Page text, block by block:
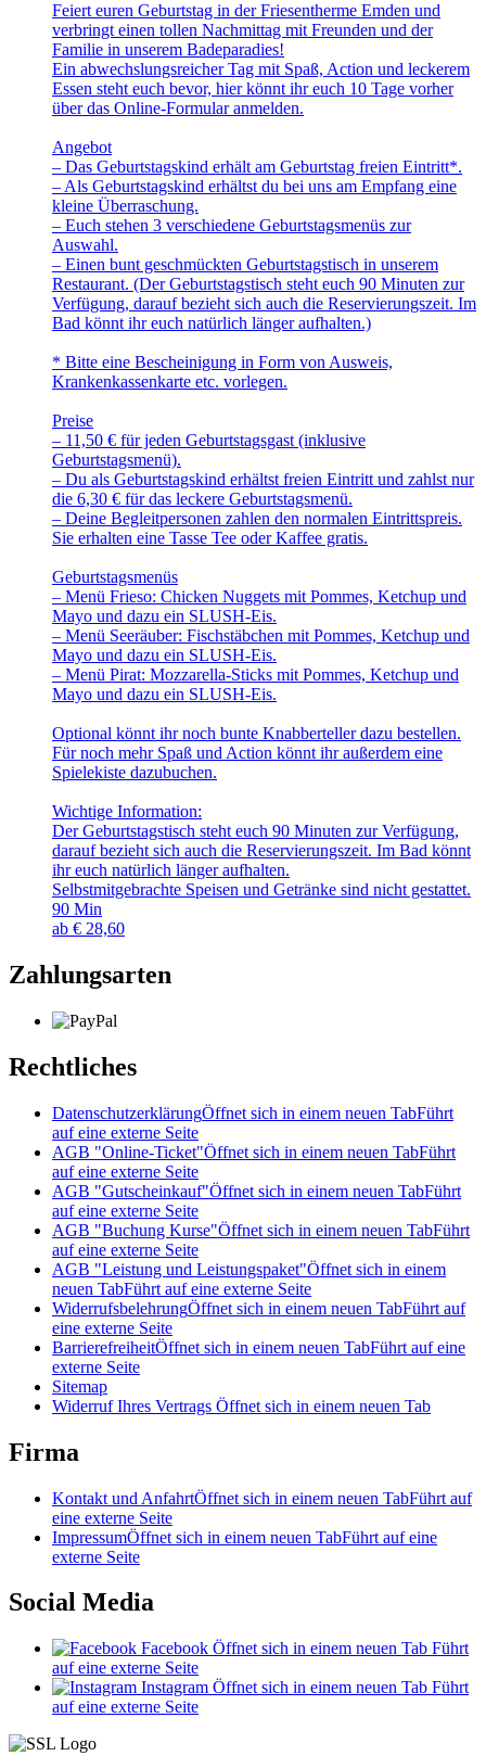
Feiert euren Geburtstag in der Friesentherme Emden und
verbringt einen tollen Nachmittag mit Freunden und der
Familie in unserem Badeparadies!
Ein abwechslungsreicher Tag mit Spaß, Action und leckerem
Essen steht euch bevor, hier könnt ihr euch 10 Tage vorher
über das Online-Formular anmelden.
Angebot
– Das Geburtstagskind erhält am Geburtstag freien Eintritt*.
– Als Geburtstagskind erhältst du bei uns am Empfang eine
kleine Überraschung.
– Euch stehen 3 verschiedene Geburtstagsmenüs zur
Auswahl.
– Einen bunt geschmückten Geburtstagstisch in unserem
Restaurant. (Der Geburtstagstisch steht euch 90 Minuten zur
Verfügung, darauf bezieht sich auch die Reservierungszeit. Im
Bad könnt ihr euch natürlich länger aufhalten.)
* Bitte eine Bescheinigung in Form von Ausweis,
Krankenkassenkarte etc. vorlegen.
Preise
– 11,50 € für jeden Geburtstagsgast (inklusive
Geburtstagsmenü).
– Du als Geburtstagskind erhältst freien Eintritt und zahlst nur
die 6,30 € für das leckere Geburtstagsmenü.
– Deine Begleitpersonen zahlen den normalen Eintrittspreis.
Sie erhalten eine Tasse Tee oder Kaffee gratis.
Geburtstagsmenüs
– Menü Frieso: Chicken Nuggets mit Pommes, Ketchup und
Mayo und dazu ein SLUSH-Eis.
– Menü Seeräuber: Fischstäbchen mit Pommes, Ketchup und
Mayo und dazu ein SLUSH-Eis.
– Menü Pirat: Mozzarella-Sticks mit Pommes, Ketchup und
Mayo und dazu ein SLUSH-Eis.
Optional könnt ihr noch bunte Knabberteller dazu bestellen.
Für noch mehr Spaß und Action könnt ihr außerdem eine
Spielekiste dazubuchen.
Wichtige Information:
Der Geburtstagstisch steht euch 90 Minuten zur Verfügung,
darauf bezieht sich auch die Reservierungszeit. Im Bad könnt
ihr euch natürlich länger aufhalten.
Selbstmitgebrachte Speisen und Getränke sind nicht gestattet.
90 Min
ab € 28,60
Zahlungsarten
Rechtliches
DatenschutzerklärungÖffnet sich in einem neuen TabFührt
auf eine externe Seite
AGB "Online-Ticket"Öffnet sich in einem neuen TabFührt
auf eine externe Seite
AGB "Gutscheinkauf"Öffnet sich in einem neuen TabFührt
auf eine externe Seite
AGB "Buchung Kurse"Öffnet sich in einem neuen TabFührt
auf eine externe Seite
AGB "Leistung und Leistungspaket"Öffnet sich in einem
neuen TabFührt auf eine externe Seite
WiderrufsbelehrungÖffnet sich in einem neuen TabFührt auf
eine externe Seite
BarrierefreiheitÖffnet sich in einem neuen TabFührt auf eine
externe Seite
Sitemap
Widerruf Ihres Vertrags Öffnet sich in einem neuen Tab
Firma
Kontakt und AnfahrtÖffnet sich in einem neuen TabFührt auf
eine externe Seite
ImpressumÖffnet sich in einem neuen TabFührt auf eine
externe Seite
Social Media
Facebook Öffnet sich in einem neuen Tab Führt
auf eine externe Seite
Instagram Öffnet sich in einem neuen Tab Führt
auf eine externe Seite